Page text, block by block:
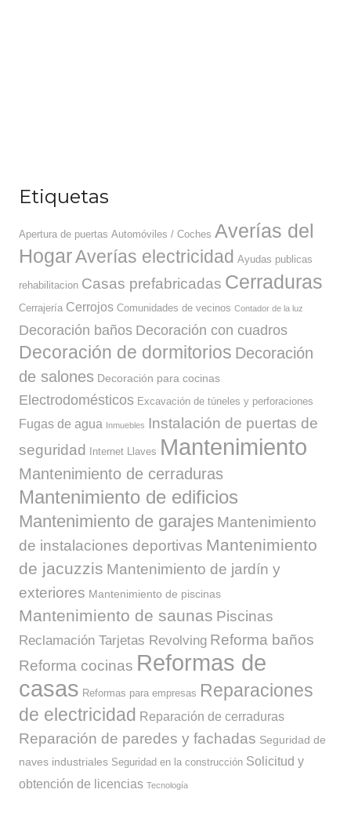
Etiquetas
Apertura de puertas Automóviles / Coches Averías del
HogarAverías electricidad Ayudas publicas
rehabilitacion Casas prefabricadas Cerraduras
Cerrajería Cerrojos Comunidades de vecinos Contador de la luz
Decoración baños Decoración con cuadros
Decoración de dormitorios Decoración
de salones Decoración para cocinas
Electrodomésticos Excavación de túneles y perforaciones
Fugas de agua Inmuebles Instalación de puertas de
seguridad
Internet Llaves Mantenimiento
Mantenimiento de cerraduras
Mantenimiento de edificios
Mantenimiento de garajes Mantenimiento
de instalaciones deportivas Mantenimiento
de jacuzzis Mantenimiento de jardín y
exteriores Mantenimiento de piscinas
Mantenimiento de saunas Piscinas
Reclamación Tarjetas Revolving Reforma baños
Reforma cocinas Reformas de
casas Reformas para empresas Reparaciones
de electricidad Reparación de cerraduras
Reparación de paredes y fachadas Seguridad de
naves industriales Seguridad en la construcción Solicitud y
obtención de licencias Tecnología